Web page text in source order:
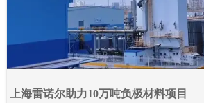
上海雷诺尔助力10万吨负极材料项目